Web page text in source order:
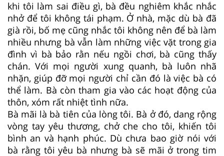
khi tôi làm sai điều gì, bà đều nghiêm khắc nhắc
nhở để tôi không tái phạm. Ở nhà, mặc dù bà đã
già rồi, bố mẹ cũng nhắc tôi không nên để bà làm
nhiều nhưng bà vẫn làm những việc vặt trong gia
đình vì bà bảo rằn nếu ngồi chơi, bà cũng thấy
chán. Với mọi người xung quanh, bà luôn nhã
nhặn, giúp đỡ mọi người chỉ cần đó là việc bà có
thể làm. Bà còn tham gia vào các hoạt động của
thôn, xóm rất nhiệt tình nữa.
Bà mãi là bà tiên của lòng tôi. Bà ở đó, dang rộng
vòng tay yêu thương, chở che cho tôi, khiến tôi
bình an và hạnh phúc. Dù chưa bao giờ nói với
bà rằng tôi yêu bà nhưng bà sẽ mãi ở trong tim